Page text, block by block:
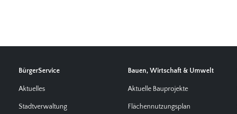
BürgerService
Aktuelles
Stadtverwaltung
Bauen, Wirtschaft & Umwelt
Aktuelle Bauprojekte
Flächennutzungsplan